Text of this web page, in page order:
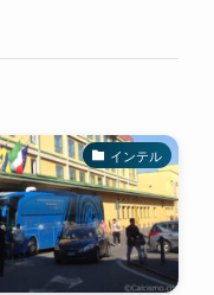
インテル